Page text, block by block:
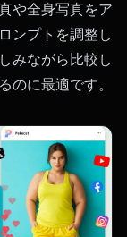
や全身写真をア
ンプトを調整し
みながら比較し
のに最適です。